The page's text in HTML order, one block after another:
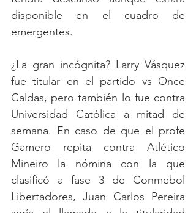
disponible en el cuadro de
emergentes.
¿La gran incógnita? Larry Vásquez
fue titular en el partido vs Once
Caldas, pero también lo fue contra
Universidad Católica a mitad de
semana. En caso de que el profe
Gamero repita contra Atlético
Mineiro la nómina con la que
clasificó a fase 3 de Conmebol
Libertadores, Juan Carlos Pereira